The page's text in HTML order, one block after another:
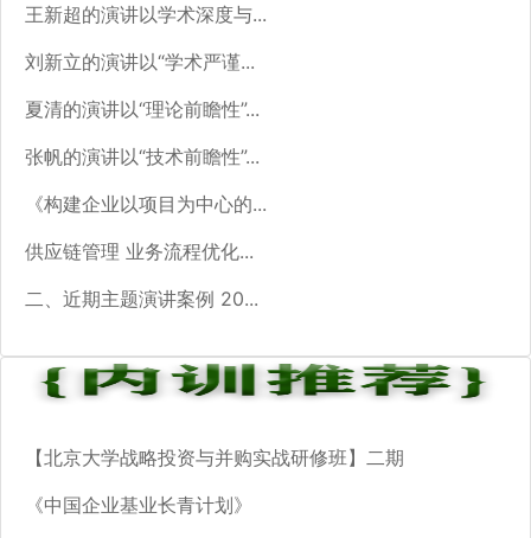
王新超的演讲以学术深度与...
刘新立的演讲以“学术严谨...
夏清的演讲以“理论前瞻性”...
张帆的演讲以“技术前瞻性”...
《构建企业以项目为中心的...
供应链管理 业务流程优化...
二、近期主题演讲案例 20...
【北京大学战略投资与并购实战研修班】二期
《中国企业基业长青计划》